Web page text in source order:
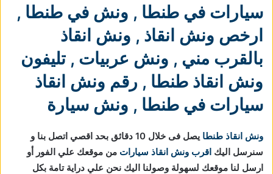
سيارات في طنطا , ونش في طنطا ,
ارخص ونش انقاذ , ونش انقاذ
بالقرب مني , ونش عربيات , تليفون
ونش انقاذ طنطا , رقم ونش انقاذ
سيارات في طنطا , ونش سيارة
ونش انقاذ طنطا
يصل فى خلال 10 دقائق بحد اقصي اتصل بنا و
سنرسل اليك اقرب ونش انقاذ سيارات من موقعك علي الفور أو
ارسل لنا موقعك لسهولة وصولنا اليك نحن علي دراية تامة بكل